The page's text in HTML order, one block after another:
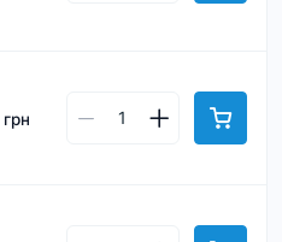
грн